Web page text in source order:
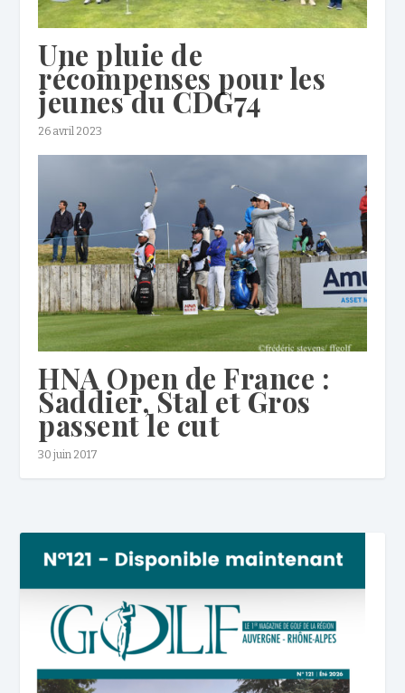
Une pluie de
récompenses pour les
jeunes du CDG74
26 avril 2023
HNA Open de France :
Saddier, Stal et Gros
passent le cut
30 juin 2017